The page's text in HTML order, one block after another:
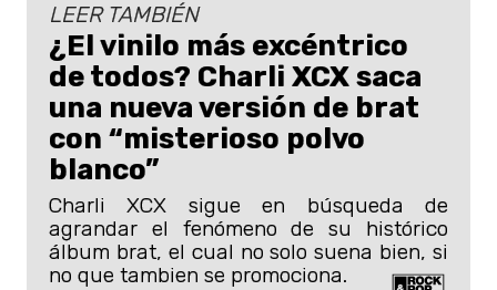
LEER TAMBIÉN
¿El vinilo más excéntrico
de todos? Charli XCX saca
una nueva versión de brat
con “misterioso polvo
blanco”
Charli XCX sigue en búsqueda de
agrandar el fenómeno de su histórico
álbum brat, el cual no solo suena bien, si
no que tambien se promociona.